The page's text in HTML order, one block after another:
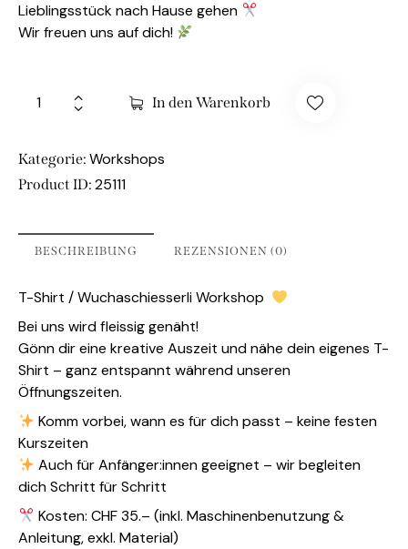
Lieblingsstück nach Hause gehen
Wir freuen uns auf dich!
In den Warenkorb
Kategorie: Workshops
Product ID: 25111
BESCHREIBUNG REZENSIONEN (0)
T-Shirt / Wuchaschiesserli Workshop
Bei uns wird fleissig genäht!
Gönn dir eine kreative Auszeit und nähe dein eigenes T-
Shirt – ganz entspannt während unseren
Öffnungszeiten.
Komm vorbei, wann es für dich passt – keine festen
Kurszeiten
Auch für Anfänger:innen geeignet – wir begleiten
dich Schritt für Schritt
Kosten: CHF 35.– (inkl. Maschinenbenutzung &
Anleitung, exkl. Material)